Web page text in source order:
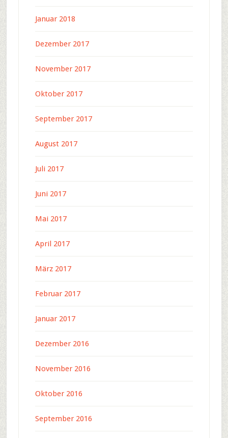
Januar 2018
Dezember 2017
November 2017
Oktober 2017
September 2017
August 2017
Juli 2017
Juni 2017
Mai 2017
April 2017
März 2017
Februar 2017
Januar 2017
Dezember 2016
November 2016
Oktober 2016
September 2016